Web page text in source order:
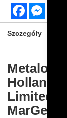
Facebook
Szczegóły
Holland
Limited
MarGe